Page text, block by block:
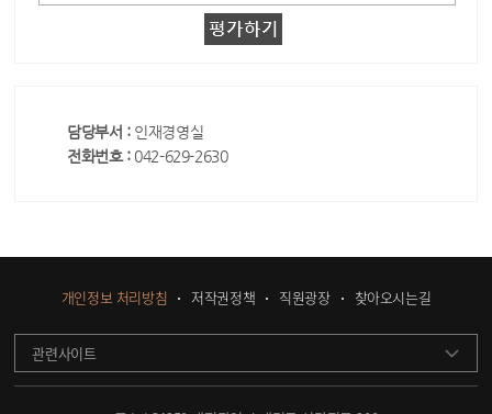
담당부서 : 인재경영실
전화번호 : 042-629-2630
개인정보 처리방침 저작권정책 직원광장 찾아오시는길
관련사이트